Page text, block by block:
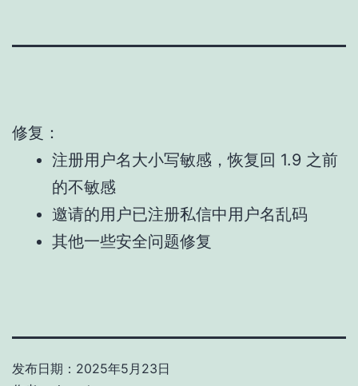
修复：
注册用户名大小写敏感，恢复回 1.9 之前
的不敏感
邀请的用户已注册私信中用户名乱码
其他一些安全问题修复
发布日期： 2025年5月23日